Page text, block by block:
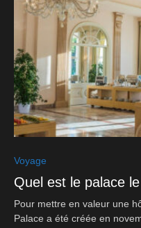
Voyage
Quel est le palace
Pour mettre en valeur une
Palace a été créée en